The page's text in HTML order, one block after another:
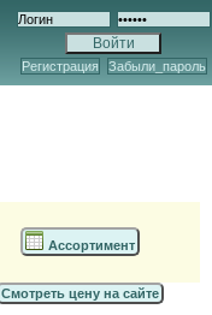
Регистрация Забыли_пароль
Ассортимент
Смотреть цену на сайте